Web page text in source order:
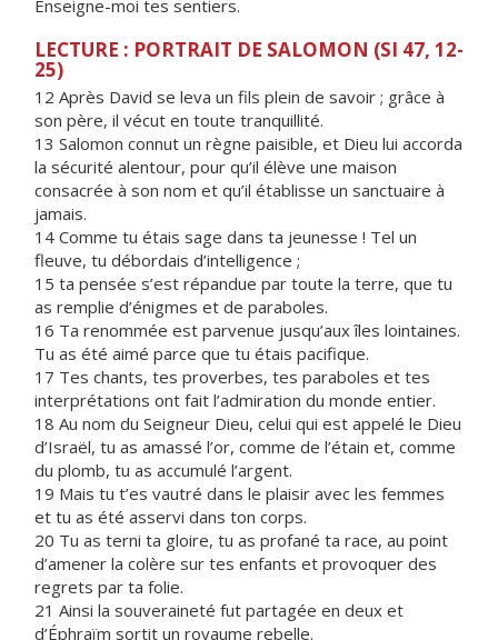
Enseigne-moi tes sentiers.
LECTURE : PORTRAIT DE SALOMON (SI 47, 12-
25)
12 Après David se leva un fils plein de savoir ; grâce à
son père, il vécut en toute tranquillité.
13 Salomon connut un règne paisible, et Dieu lui accorda
la sécurité alentour, pour qu’il élève une maison
consacrée à son nom et qu’il établisse un sanctuaire à
jamais.
14 Comme tu étais sage dans ta jeunesse ! Tel un
fleuve, tu débordais d’intelligence ;
15 ta pensée s’est répandue par toute la terre, que tu
as remplie d’énigmes et de paraboles.
16 Ta renommée est parvenue jusqu’aux îles lointaines.
Tu as été aimé parce que tu étais pacifique.
17 Tes chants, tes proverbes, tes paraboles et tes
interprétations ont fait l’admiration du monde entier.
18 Au nom du Seigneur Dieu, celui qui est appelé le Dieu
d’Israël, tu as amassé l’or, comme de l’étain et, comme
du plomb, tu as accumulé l’argent.
19 Mais tu t’es vautré dans le plaisir avec les femmes
et tu as été asservi dans ton corps.
20 Tu as terni ta gloire, tu as profané ta race, au point
d’amener la colère sur tes enfants et provoquer des
regrets par ta folie.
21 Ainsi la souveraineté fut partagée en deux et
d’Éphraïm sortit un royaume rebelle.